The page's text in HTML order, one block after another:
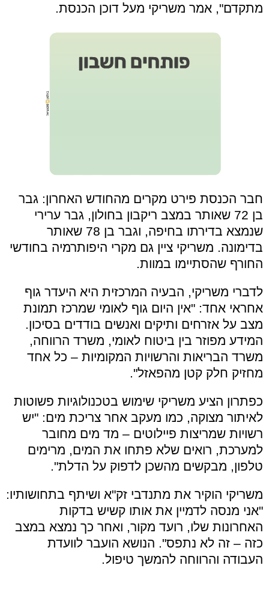
מתקדם", אמר משריקי מעל דוכן הכנסת.
חבר הכנסת פירט מקרים מהחודש האחרון: גבר
בן 72 שאותר במצב ריקבון בחולון, גבר ערירי
שנמצא בדירתו בחיפה, וגבר בן 78 שאותר
בדימונה. משריקי ציין גם מקרי היפותרמיה בחודשי
החורף שהסתיימו במוות.
לדברי משריקי, הבעיה המרכזית היא היעדר גוף
אחראי אחד: "אין היום גוף לאומי שמרכז תמונת
מצב על אזרחים ותיקים ואנשים בודדים בסיכון.
המידע מפוזר בין ביטוח לאומי, משרד הרווחה,
משרד הבריאות והרשויות המקומיות – כל אחד
מחזיק חלק קטן מהפאזל".
כפתרון הציע משריקי שימוש בטכנולוגיות פשוטות
לאיתור מצוקה, כמו מעקב אחר צריכת מים: "יש
רשויות שמריצות פיילוטים – מד מים מחובר
למערכת, רואים שלא פתחו את המים, מרימים
טלפון, מבקשים מהשכן לדפוק על הדלת".
משריקי הוקיר את מתנדבי זק"א ושיתף בתחושותיו:
"אני מנסה לדמיין את אותו קשיש בדקות
האחרונות שלו, רועד מקור, ואחר כך נמצא במצב
כזה – זה לא נתפס". הנושא הועבר לוועדת
העבודה והרווחה להמשך טיפול.